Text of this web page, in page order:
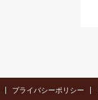
プライバシーポリシー